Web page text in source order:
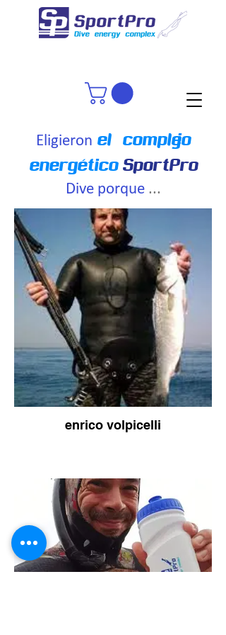
Eligieron el complejo
energético SportPro
Dive porque...
enrico volpicelli